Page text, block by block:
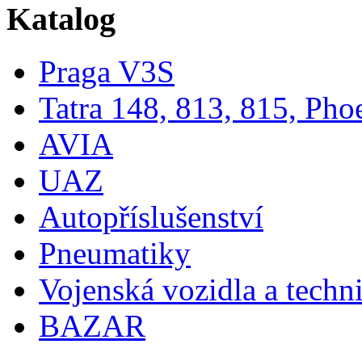
Katalog
Praga V3S
Tatra 148, 813, 815,
AVIA
UAZ
Autopříslušenství
Pneumatiky
Vojenská vozidla a
BAZAR